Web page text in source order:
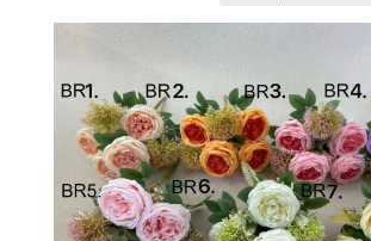
au
plus
ancien